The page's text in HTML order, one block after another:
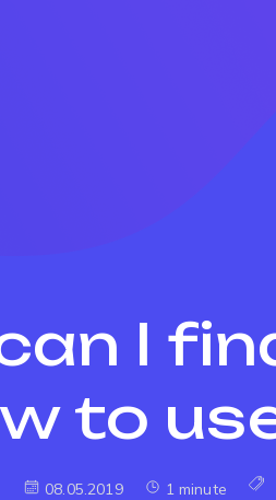
I
to
08.05.2019 1 minute